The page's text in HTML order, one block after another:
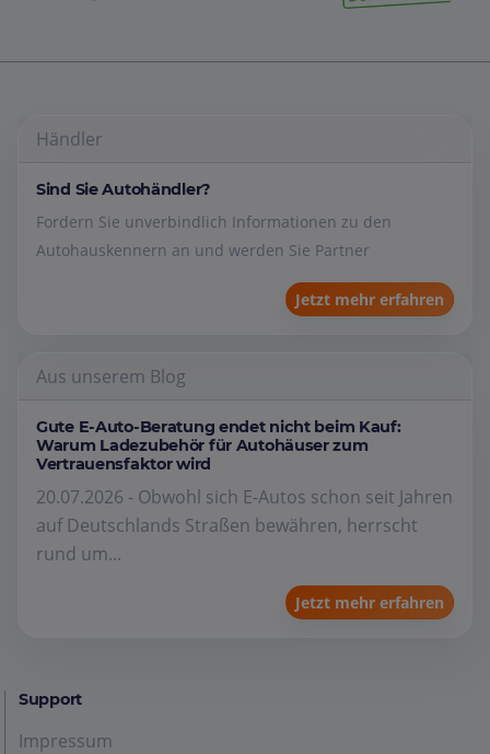
Händler
Sind Sie Autohändler?
Fordern Sie unverbindlich Informationen zu den
Autohauskennern an und werden Sie Partner
Jetzt mehr erfahren
Aus unserem Blog
Gute E-Auto-Beratung endet nicht beim Kauf:
Warum Ladezubehör für Autohäuser zum
Vertrauensfaktor wird
20.07.2026 - Obwohl sich E-Autos schon seit Jahren
auf Deutschlands Straßen bewähren, herrscht
rund um...
Jetzt mehr erfahren
Support
Impressum